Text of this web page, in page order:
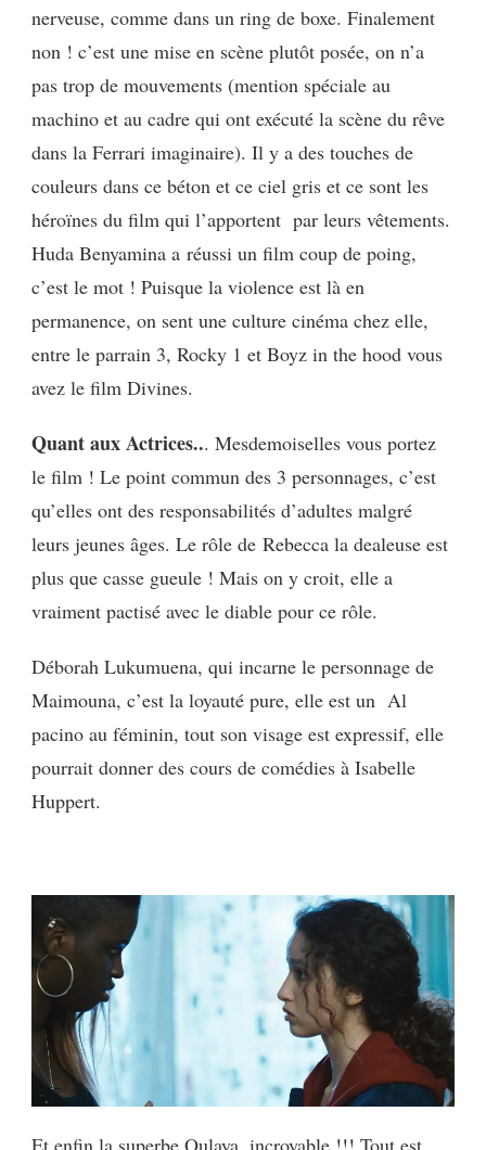
nerveuse, comme dans un ring de boxe. Finalement
non ! c’est une mise en scène plutôt posée, on n’a
pas trop de mouvements (mention spéciale au
machino et au cadre qui ont exécuté la scène du rêve
dans la Ferrari imaginaire). Il y a des touches de
couleurs dans ce béton et ce ciel gris et ce sont les
héroïnes du film qui l’apportent par leurs vêtements.
Huda Benyamina a réussi un film coup de poing,
c’est le mot ! Puisque la violence est là en
permanence, on sent une culture cinéma chez elle,
entre le parrain 3, Rocky 1 et Boyz in the hood vous
avez le film Divines.
Quant aux Actrices... Mesdemoiselles vous portez
le film ! Le point commun des 3 personnages, c’est
qu’elles ont des responsabilités d’adultes malgré
leurs jeunes âges. Le rôle de Rebecca la dealeuse est
plus que casse gueule ! Mais on y croit, elle a
vraiment pactisé avec le diable pour ce rôle.
Déborah Lukumuena, qui incarne le personnage de
Maimouna, c’est la loyauté pure, elle est un Al
pacino au féminin, tout son visage est expressif, elle
pourrait donner des cours de comédies à Isabelle
Huppert.
Et enfin la superbe Oulaya, incroyable !!! Tout est